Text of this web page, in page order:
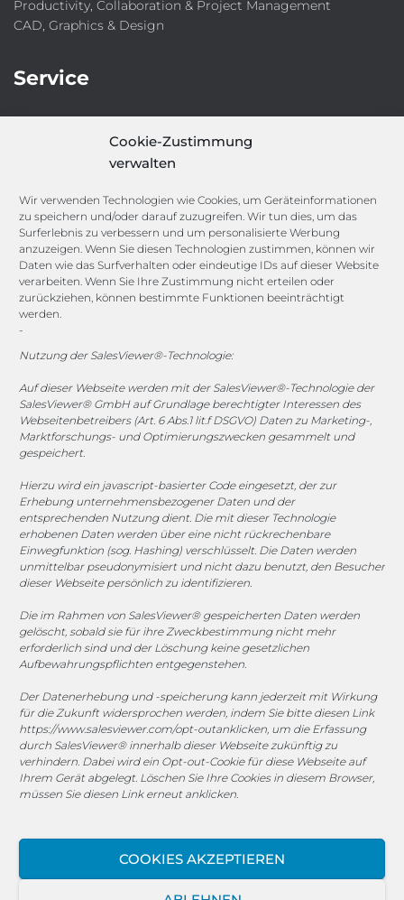
Cookie-Zustimmung
verwalten
Wir verwenden Technologien wie Cookies, um Geräteinformationen
zu speichern und/oder darauf zuzugreifen. Wir tun dies, um das
Surferlebnis zu verbessern und um personalisierte Werbung
anzuzeigen. Wenn Sie diesen Technologien zustimmen, können wir
Daten wie das Surfverhalten oder eindeutige IDs auf dieser Website
verarbeiten. Wenn Sie Ihre Zustimmung nicht erteilen oder
zurückziehen, können bestimmte Funktionen beeinträchtigt
werden.
-
Nutzung der SalesViewer®-Technologie:
Auf dieser Webseite werden mit der SalesViewer®-Technologie der
SalesViewer® GmbH auf Grundlage berechtigter Interessen des
Webseitenbetreibers (Art. 6 Abs.1 lit.f DSGVO) Daten zu Marketing-,
Marktforschungs- und Optimierungszwecken gesammelt und
gespeichert.
Hierzu wird ein javascript-basierter Code eingesetzt, der zur
Erhebung unternehmensbezogener Daten und der
entsprechenden Nutzung dient. Die mit dieser Technologie
erhobenen Daten werden über eine nicht rückrechenbare
Einwegfunktion (sog. Hashing) verschlüsselt. Die Daten werden
unmittelbar pseudonymisiert und nicht dazu benutzt, den Besucher
dieser Webseite persönlich zu identifizieren.
Die im Rahmen von SalesViewer® gespeicherten Daten werden
gelöscht, sobald sie für ihre Zweckbestimmung nicht mehr
erforderlich sind und der Löschung keine gesetzlichen
Aufbewahrungspflichten entgegenstehen.
Der Datenerhebung und -speicherung kann jederzeit mit Wirkung
für die Zukunft widersprochen werden, indem Sie bitte diesen Link
https://www.salesviewer.com/opt-outanklicken, um die Erfassung
durch SalesViewer® innerhalb dieser Webseite zukünftig zu
verhindern. Dabei wird ein Opt-out-Cookie für diese Webseite auf
Ihrem Gerät abgelegt. Löschen Sie Ihre Cookies in diesem Browser,
müssen Sie diesen Link erneut anklicken.
COOKIES AKZEPTIEREN
Productivity, Collaboration & Project Management
CAD, Graphics & Design
Service
Target Group Fitting
Licence Manager
Lexicon
Channels
vertrieb@megasoft.de
+49 2173 265 06 0
Mo. - Do. 08:00 - 17:00 Uhr
Fr. 08:00 - 15:00 Uhr
Sponsoring
1. FC Monheim
COOKIE-RICHTLINIE (EU)
© 2025 MEGASOFT® IT GmbH & Co. KG |
MEGASOFT® IT reserves the right not to be responsible for
the topicality, correctness, completeness or quality of the
information provided. Liability claims against the author,
which refer to material or immaterial nature caused by use
or disuse of the information or the use of incorrect or
not intentional or grossly negligent fault. All offers are
subject to change and non-binding. Parts of the pages or
the complete publication including all offers and